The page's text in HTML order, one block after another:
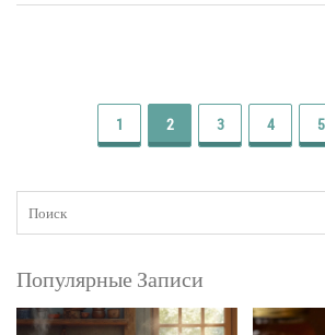
1 2 3 4 5
Популярные Записи